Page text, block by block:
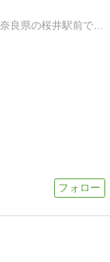
カフェスタッフによるココだけの日記です。奈良県の桜井駅前でオーガニック中心のカフェと雑貨のお店をしています〜是非どうぞ。